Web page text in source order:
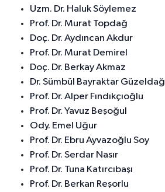
Uzm. Dr. Haluk Söylemez
Prof. Dr. Murat Topdağ
Doç. Dr. Aydıncan Akdur
Prof. Dr. Murat Demirel
Doç. Dr. Berkay Akmaz
Dr. Sümbül Bayraktar Güzeldağ
Prof. Dr. Alper Fındıkçıoğlu
Prof. Dr. Yavuz Beşoğul
Ody. Emel Uğur
Prof. Dr. Ebru Ayvazoğlu Soy
Prof. Dr. Serdar Nasır
Prof. Dr. Tuna Katırcıbaşı
Prof. Dr. Berkan Reşorlu